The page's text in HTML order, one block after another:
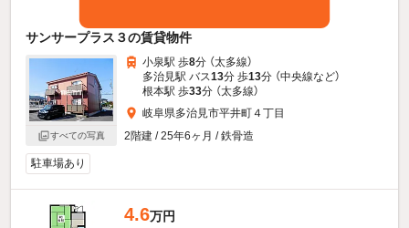
サンサープラス３の賃貸物件
すべての写真
小泉駅 歩8分 （太多線）
多治見駅 バス13分 歩13分 （中央線など）
根本駅 歩33分 （太多線）
岐阜県多治見市平井町４丁目
2階建 / 25年6ヶ月 / 鉄骨造
駐車場あり
4.6万円